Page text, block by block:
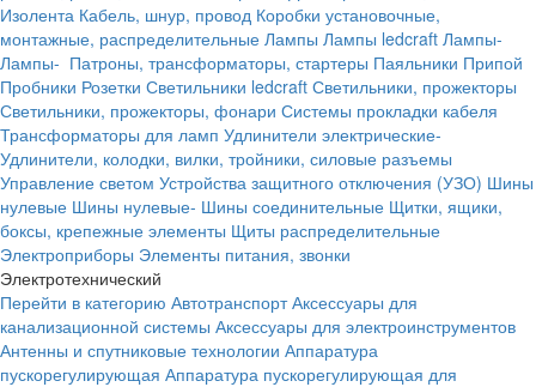
Изолента Кабель, шнур, провод Коробки установочные,
монтажные, распределительные Лампы Лампы ledcraft Лампы-
Лампы- Патроны, трансформаторы, стартеры Паяльники Припой
Пробники Розетки Светильники ledcraft Светильники, прожекторы
Светильники, прожекторы, фонари Системы прокладки кабеля
Трансформаторы для ламп Удлинители электрические-
Удлинители, колодки, вилки, тройники, силовые разъемы
Управление светом Устройства защитного отключения (УЗО) Шины
нулевые Шины нулевые- Шины соединительные Щитки, ящики,
боксы, крепежные элементы Щиты распределительные
Электроприборы Элементы питания, звонки
Электротехнический
Перейти в категорию Автотранспорт Аксессуары для
канализационной системы Аксессуары для электроинструментов
Антенны и спутниковые технологии Аппаратура
пускорегулирующая Аппаратура пускорегулирующая для